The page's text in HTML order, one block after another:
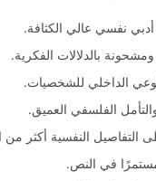
نفسي عالي الكثافة.
بالدلالات الفكرية.
الداخلي للشخصيات.
الفلسفي العميق.
التفاصيل النفسية أكثر من
مستمرًا في النص.